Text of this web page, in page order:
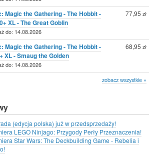
Magic the Gathering - The Hobbit -
XL - The Great Goblin
do: 14.08.2026
77,95 zł
Magic the Gathering - The Hobbit -
XL - Smaug the Golden
do: 14.08.2026
68,95 zł
zobacz wszystkie »
(edycja polska) już w przedsprzedaży!
LEGO Ninjago: Przygody Perły Przeznaczenia!
Star Wars: The Deckbuilding Game - Rebelia i